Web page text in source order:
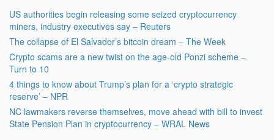
US authorities begin releasing some seized cryptocurrency
miners, industry executives say – Reuters
The collapse of El Salvador’s bitcoin dream – The Week
Crypto scams are a new twist on the age-old Ponzi scheme –
Turn to 10
4 things to know about Trump’s plan for a ‘crypto strategic
reserve’ – NPR
NC lawmakers reverse themselves, move ahead with bill to invest
State Pension Plan in cryptocurrency – WRAL News